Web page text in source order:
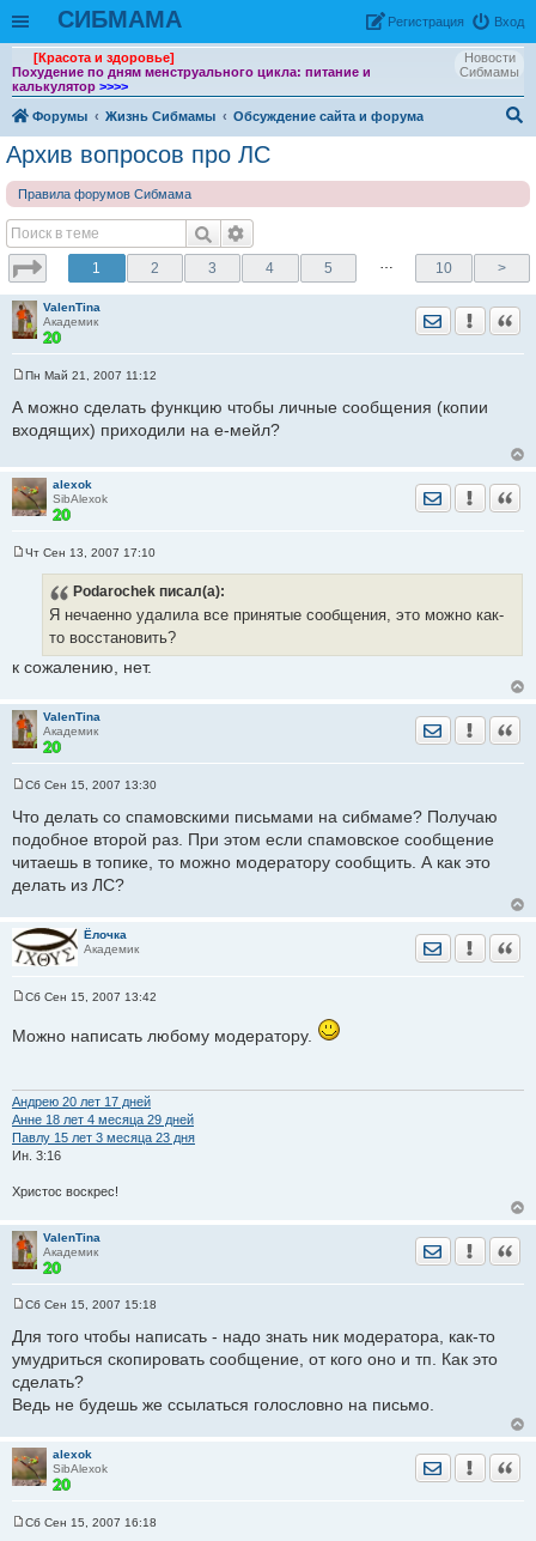
СИБМАМА Вход
Рeгиcтpaция
Новости
Сибмамы
[Красота и здоровье]
Похудение по дням менструального цикла: питание и
калькулятор >>>>
Форумы Жизнь Сибмамы
Обсуждение сайта и форума
Архив вопросов про ЛС
Правила форумов Сибмама
1 2 3 4 5 … 10 >
ValenTina
Академик
Отправить
о
б
и
е
Пн Май 21, 2007 11:12
А можно сделать функцию чтобы личные сообщения (копии
входящих) приходили на е-мейл?
alexok
SibAlexok
Отправить
и
Чт Сен 13, 2007 17:10
Podarochek писал(а):
Я нечаенно удалила все принятые сообщения, это можно как-
то восстановить?
к сожалению, нет.
ValenTina
Академик
Отправить
о
б
щ
е
н
Сб Сен 15, 2007 13:30
Что делать со спамовскими письмами на сибмаме? Получаю
подобное второй раз. При этом если спамовское сообщение
читаешь в топике, то можно модератору сообщить. А как это
делать из ЛС?
Ёлочка
Академик
Отправить
о
н
и
е
Сб Сен 15, 2007 13:42
Можно написать любому модератору.
Андрею 20 лет 17 дней
Анне 18 лет 4 месяца 29 дней
Павлу 15 лет 3 месяца 23 дня
Ин. 3:16
Христос воскрес!
ValenTina
Академик
Отправить
о
б
е
н
Сб Сен 15, 2007 15:18
Для того чтобы написать - надо знать ник модератора, как-то
умудриться скопировать сообщение, от кого оно и тп. Как это
сделать?
Ведь не будешь же ссылаться голословно на письмо.
alexok
SibAlexok
Отправить
Сб Сен 15, 2007 16:18